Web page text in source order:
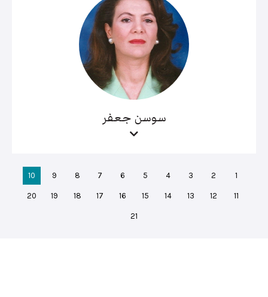
سوسن جعفر
1
2
3
4
5
6
7
8
9
10
11
12
13
14
15
16
17
18
19
20
21